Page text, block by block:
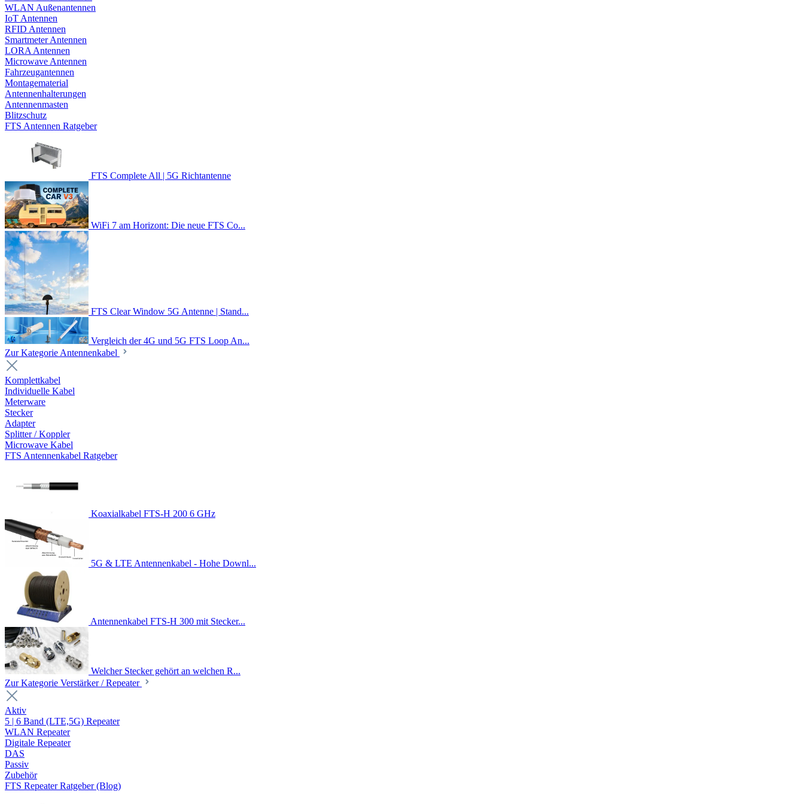
WLAN Außenantennen
IoT Antennen
RFID Antennen
Smartmeter Antennen
LORA Antennen
Microwave Antennen
Fahrzeugantennen
Montagematerial
Antennenhalterungen
Antennenmasten
Blitzschutz
FTS Antennen Ratgeber
FTS Complete All | 5G Richtantenne
WiFi 7 am Horizont: Die neue FTS Co...
FTS Clear Window 5G Antenne | Stand...
Vergleich der 4G und 5G FTS Loop An...
Zur Kategorie Antennenkabel
Komplettkabel
Individuelle Kabel
Meterware
Stecker
Adapter
Splitter / Koppler
Microwave Kabel
FTS Antennenkabel Ratgeber
Koaxialkabel FTS-H 200 6 GHz
5G & LTE Antennenkabel - Hohe Downl...
Antennenkabel FTS-H 300 mit Stecker...
Welcher Stecker gehört an welchen R...
Zur Kategorie Verstärker / Repeater
Aktiv
5 | 6 Band (LTE,5G) Repeater
WLAN Repeater
Digitale Repeater
DAS
Passiv
Zubehör
FTS Repeater Ratgeber (Blog)